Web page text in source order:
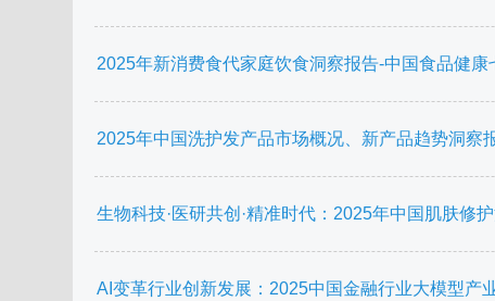
2025年新消费食代家庭饮食洞察报告-中国食品健
2025年中国洗护发产品市场概况、新产品趋势洞察
生物科技·医研共创·精准时代：2025年中国肌肤修
AI变革行业创新发展：2025中国金融行业大模型产